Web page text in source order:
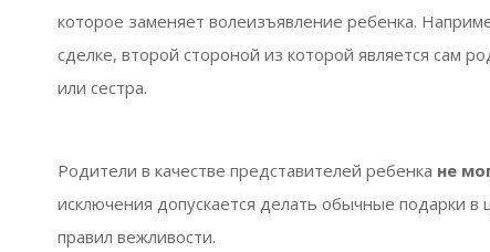
которое заменяет волеизъявление ребенка.
сделке, второй стороной из которой является сам
или сестра.
Родители в качестве представителей ребенка не
исключения допускается делать обычные подарки
правил вежливости.